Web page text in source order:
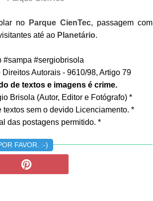
no Parque CienTec, passagem com
até ao Planetário.
#sampa #sergiobrisola
Autorais - 9610/98, Artigo 79
de textos e imagens é crime.
Brisola (Autor, Editor e Fotógrafo) *
sem o devido Licenciamento. *
das postagens permitido. *
FAVOR. :-)